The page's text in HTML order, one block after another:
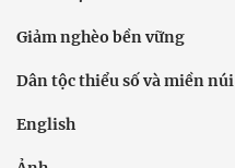
Giảm nghèo bền vững
Dân tộc thiểu số và miền núi
English